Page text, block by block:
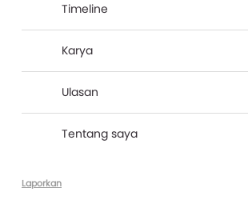
Timeline
Karya
Ulasan
Tentang saya
Laporkan